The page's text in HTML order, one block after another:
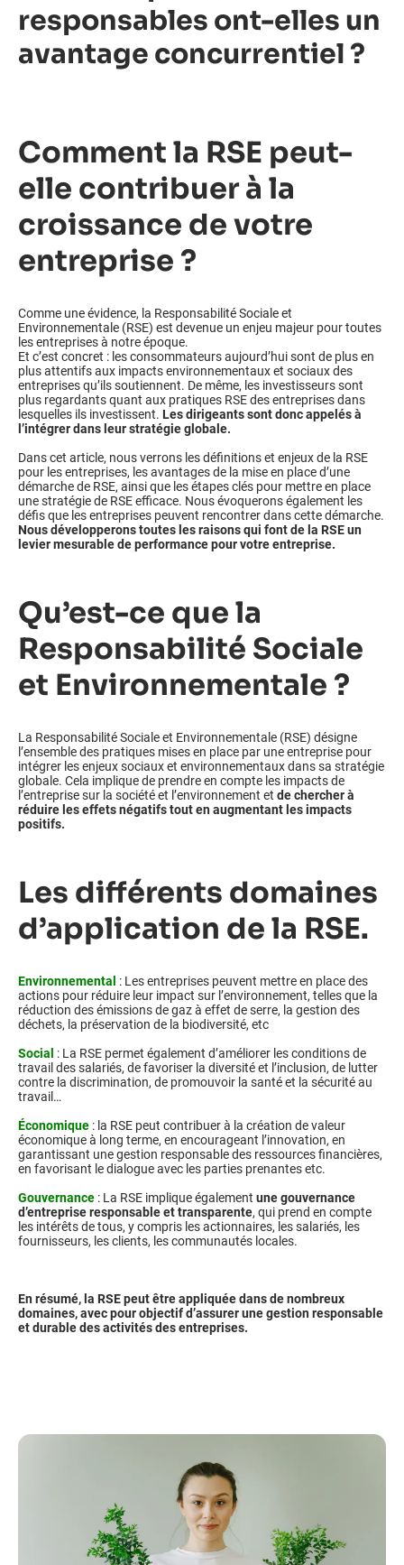
Intégrez des compétences ciblées à temps partagé,
pour renforcer votre entreprise.
Commencer
responsables ont-elles un
avantage concurrentiel ?
Comment la RSE peut-
elle contribuer à la
croissance de votre
entreprise ?
Comme une évidence, la Responsabilité Sociale et
Environnementale (RSE) est devenue un enjeu majeur pour toutes
les entreprises à notre époque.
Et c’est concret : les consommateurs aujourd’hui sont de plus en
plus attentifs aux impacts environnementaux et sociaux des
entreprises qu’ils soutiennent. De même, les investisseurs sont
plus regardants quant aux pratiques RSE des entreprises dans
lesquelles ils investissent. Les dirigeants sont donc appelés à
l’intégrer dans leur stratégie globale.
Dans cet article, nous verrons les définitions et enjeux de la RSE
pour les entreprises, les avantages de la mise en place d’une
démarche de RSE, ainsi que les étapes clés pour mettre en place
une stratégie de RSE efficace. Nous évoquerons également les
défis que les entreprises peuvent rencontrer dans cette démarche.
Nous développerons toutes les raisons qui font de la RSE un
levier mesurable de performance pour votre entreprise.
Qu’est-ce que la
Responsabilité Sociale
et Environnementale ?
La Responsabilité Sociale et Environnementale (RSE) désigne
l’ensemble des pratiques mises en place par une entreprise pour
intégrer les enjeux sociaux et environnementaux dans sa stratégie
globale. Cela implique de prendre en compte les impacts de
l’entreprise sur la société et l’environnement et de chercher à
réduire les effets négatifs tout en augmentant les impacts
positifs.
Les différents domaines
d’application de la RSE.
Environnemental : Les entreprises peuvent mettre en place des
actions pour réduire leur impact sur l’environnement, telles que la
réduction des émissions de gaz à effet de serre, la gestion des
déchets, la préservation de la biodiversité, etc
Social : La RSE permet également d’améliorer les conditions de
travail des salariés, de favoriser la diversité et l’inclusion, de lutter
contre la discrimination, de promouvoir la santé et la sécurité au
travail…
Économique : la RSE peut contribuer à la création de valeur
économique à long terme, en encourageant l’innovation, en
garantissant une gestion responsable des ressources financières,
en favorisant le dialogue avec les parties prenantes etc.
Gouvernance : La RSE implique également une gouvernance
d’entreprise responsable et transparente, qui prend en compte
les intérêts de tous, y compris les actionnaires, les salariés, les
fournisseurs, les clients, les communautés locales.
En résumé, la RSE peut être appliquée dans de nombreux
domaines, avec pour objectif d’assurer une gestion responsable
et durable des activités des entreprises.